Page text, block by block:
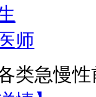
师
急慢性